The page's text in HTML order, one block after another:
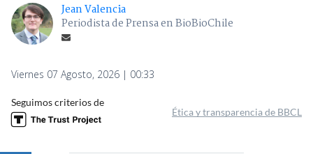
Jean Valencia
Periodista de Prensa en BioBioChile
Viernes 07 Agosto, 2026 | 00:33
Seguimos criterios de
Ética y transparencia de BBCL